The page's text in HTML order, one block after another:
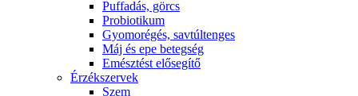
Puffadás, görcs
Probiotikum
Gyomorégés, savtúltenges
Máj és epe betegség
Emésztést elősegítő
Érzékszervek
Szem